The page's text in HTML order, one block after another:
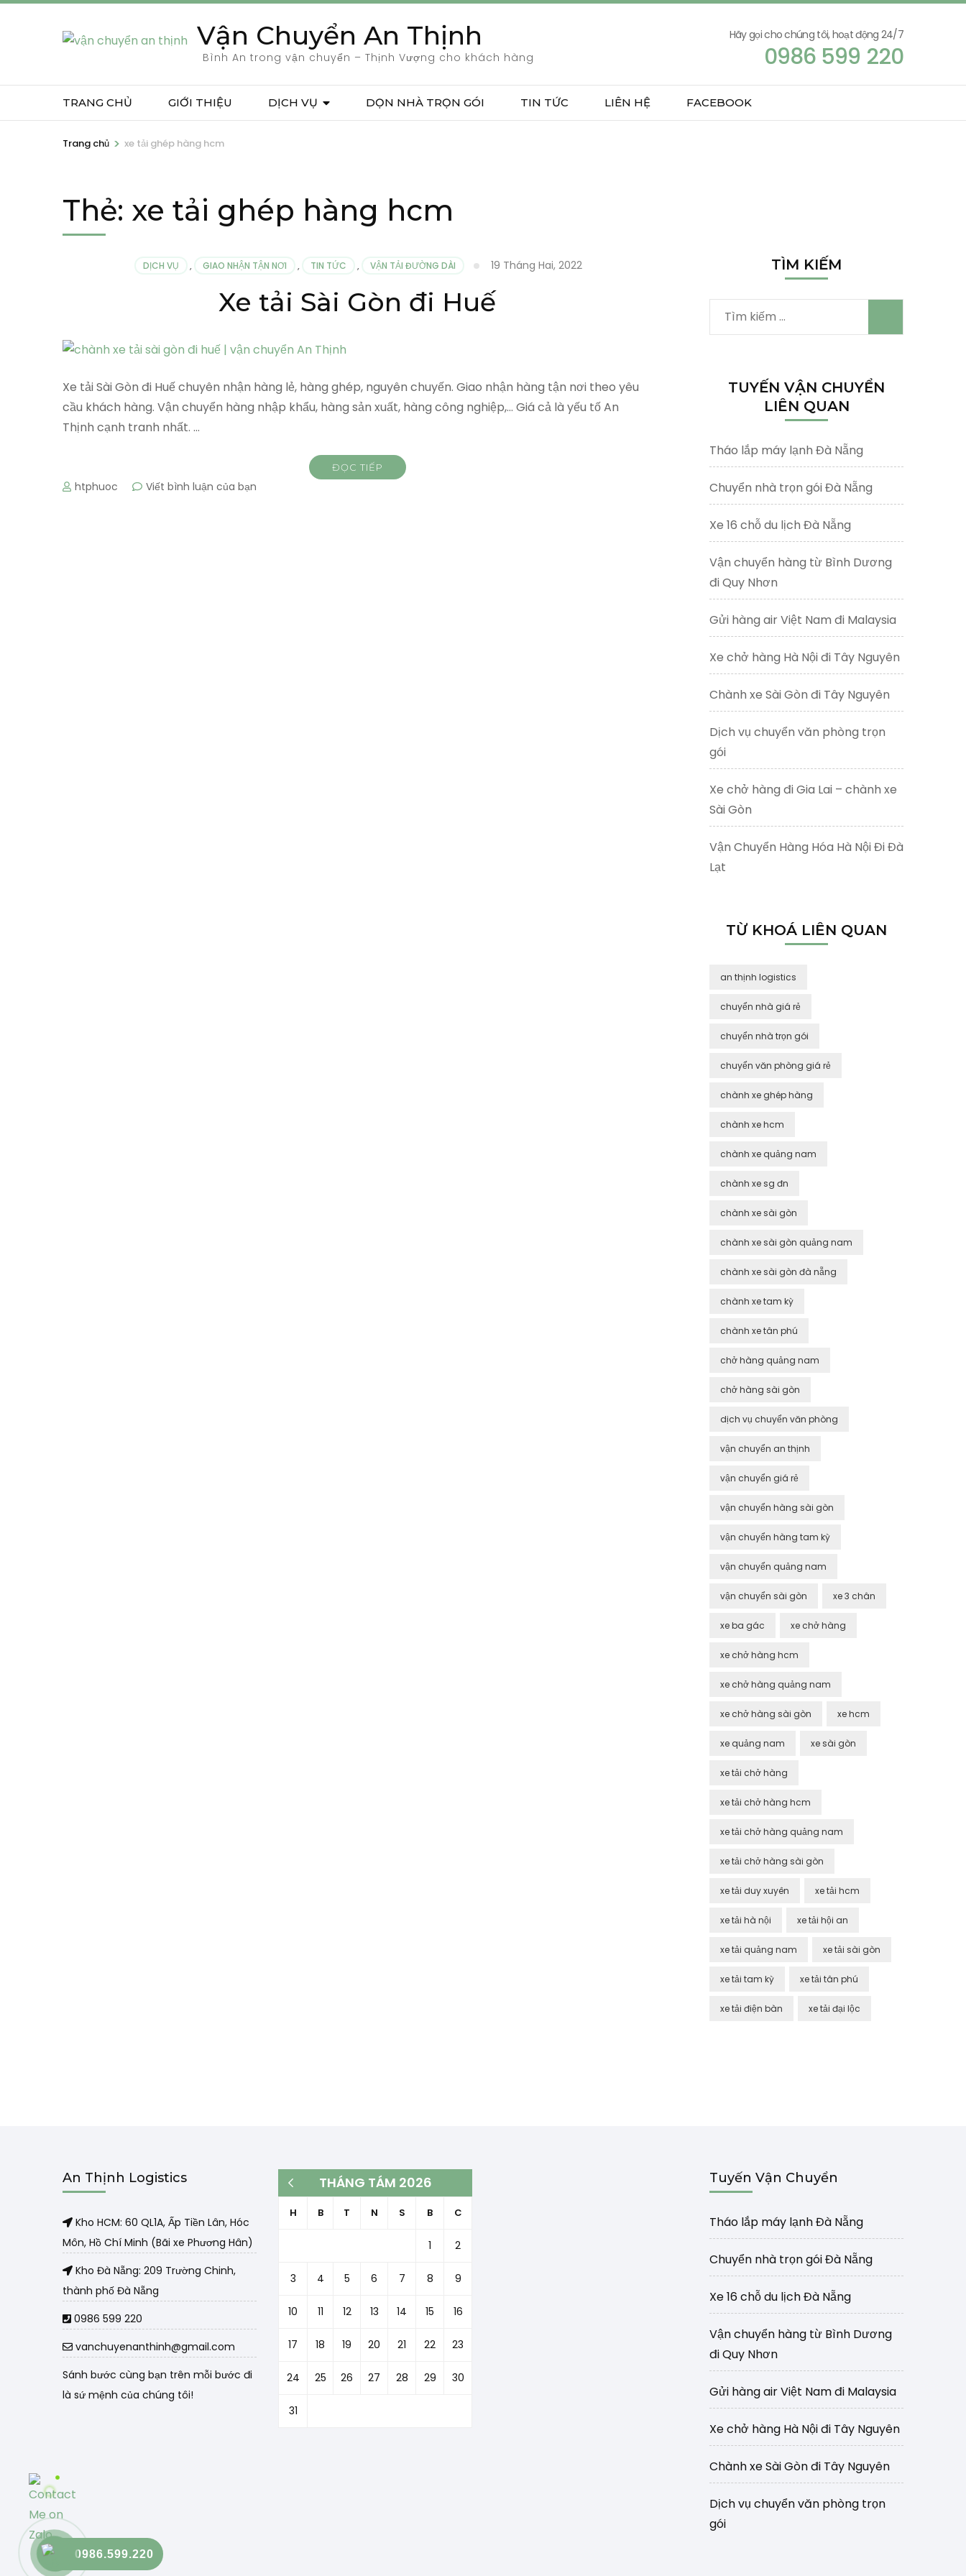
Bỏ
nội
Vận Chuyển An Thịnh
Bình An trong vận chuyển – Thịnh Vượng cho khách hàng
Hãy gọi cho chúng tôi, hoạt động 24/7
0986 599 220
TRANG CHỦ GIỚI THIỆU DỊCH VỤ DỌN NHÀ TRỌN GÓI TIN TỨC LIÊN HỆ FACEBOOK
Trang chủ > xe tải ghép hàng hcm
Thẻ: xe tải ghép hàng hcm
DỊCH VỤ , GIAO NHẬN TẬN NƠI , TIN TỨC , VẬN TẢI ĐƯỜNG DÀI 19 Tháng Hai, 2022
Xe tải Sài Gòn đi Huế
Xe tải Sài Gòn đi Huế chuyên nhận hàng lẻ, hàng ghép, nguyên chuyến. Giao nhận hàng tận nơi theo yêu
cầu khách hàng. Vận chuyển hàng nhập khẩu, hàng sản xuất, hàng công nghiệp,… Giá cả là yếu tố An
Thịnh cạnh tranh nhất. …
ĐỌC TIẾP
htphuoc Viết bình luận của bạn
TÌM KIẾM
Tìm
kiếm
TUYẾN VẬN CHUYỂN
LIÊN QUAN
Tháo lắp máy lạnh Đà Nẵng
Chuyển nhà trọn gói Đà Nẵng
Xe 16 chỗ du lịch Đà Nẵng
Vận chuyển hàng từ Bình Dương
đi Quy Nhơn
Gửi hàng air Việt Nam đi Malaysia
Xe chở hàng Hà Nội đi Tây Nguyên
Chành xe Sài Gòn đi Tây Nguyên
Dịch vụ chuyển văn phòng trọn
gói
Xe chở hàng đi Gia Lai – chành xe
Sài Gòn
Vận Chuyển Hàng Hóa Hà Nội Đi Đà
Lạt
TỪ KHOÁ LIÊN QUAN
an thịnh logistics
chuyển nhà giá rẻ
chuyển nhà trọn gói
chuyển văn phòng giá rẻ
chành xe ghép hàng
chành xe hcm
chành xe quảng nam
chành xe sg đn
chành xe sài gòn
chành xe sài gòn quảng nam
chành xe sài gòn đà nẵng
chành xe tam kỳ
chành xe tân phú
chở hàng quảng nam
chở hàng sài gòn
dịch vụ chuyển văn phòng
vận chuyển an thịnh
vận chuyển giá rẻ
vận chuyển hàng sài gòn
vận chuyển hàng tam kỳ
vận chuyển quảng nam
vận chuyển sài gòn xe 3 chân
xe ba gác xe chở hàng
xe chở hàng hcm
xe chở hàng quảng nam
xe chở hàng sài gòn xe hcm
xe quảng nam xe sài gòn
xe tải chở hàng
xe tải chở hàng hcm
xe tải chở hàng quảng nam
xe tải chở hàng sài gòn
xe tải duy xuyên xe tải hcm
xe tải hà nội xe tải hội an
xe tải quảng nam xe tải sài gòn
xe tải tam kỳ xe tải tân phú
xe tải điện bàn xe tải đại lộc
An Thịnh Logistics
Kho HCM: 60 QL1A, Ấp Tiền Lân, Hóc
Môn, Hồ Chí Minh (Bãi xe Phương Hân)
Kho Đà Nẵng: 209 Trường Chinh,
thành phố Đà Nẵng
0986 599 220
vanchuyenanthinh@gmail.com
Sánh bước cùng bạn trên mỗi bước đi
là sứ mệnh của chúng tôi!
THÁNG TÁM 2026
H B T N S B C
1 2
3 4 5 6 7 8 9
10 11 12 13 14 15 16
17 18 19 20 21 22 23
24 25 26 27 28 29 30
31
« Th3 Tuyến Vận Chuyển
Tháo lắp máy lạnh Đà Nẵng
Chuyển nhà trọn gói Đà Nẵng
Xe 16 chỗ du lịch Đà Nẵng
Vận chuyển hàng từ Bình Dương
đi Quy Nhơn
Gửi hàng air Việt Nam đi Malaysia
Xe chở hàng Hà Nội đi Tây Nguyên
Chành xe Sài Gòn đi Tây Nguyên
Dịch vụ chuyển văn phòng trọn
gói
0986.599.220